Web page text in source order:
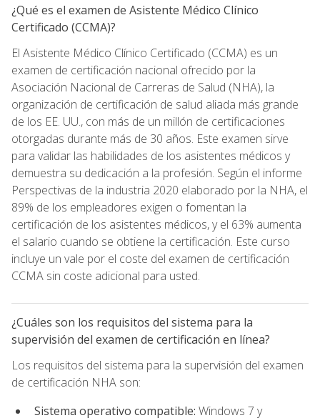
¿Qué es el examen de Asistente Médico Clínico
Certificado (CCMA)?
El Asistente Médico Clínico Certificado (CCMA) es un
examen de certificación nacional ofrecido por la
Asociación Nacional de Carreras de Salud (NHA), la
organización de certificación de salud aliada más grande
de los EE. UU., con más de un millón de certificaciones
otorgadas durante más de 30 años. Este examen sirve
para validar las habilidades de los asistentes médicos y
demuestra su dedicación a la profesión. Según el informe
Perspectivas de la industria 2020 elaborado por la NHA, el
89% de los empleadores exigen o fomentan la
certificación de los asistentes médicos, y el 63% aumenta
el salario cuando se obtiene la certificación. Este curso
incluye un vale por el coste del examen de certificación
CCMA sin coste adicional para usted.
¿Cuáles son los requisitos del sistema para la
supervisión del examen de certificación en línea?
Los requisitos del sistema para la supervisión del examen
de certificación NHA son:
Sistema operativo compatible: Windows 7 y